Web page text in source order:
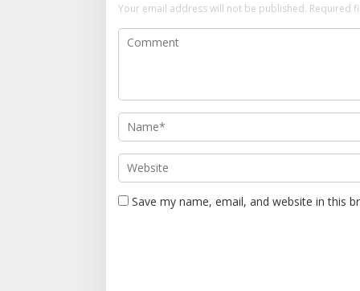
Your email address will not be published. Required
Save my name, email, and website in this